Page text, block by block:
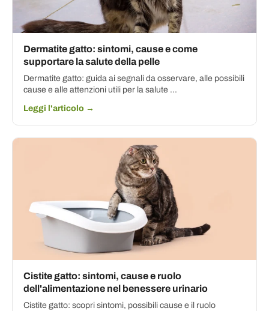
Dermatite gatto: sintomi, cause e come
supportare la salute della pelle
Dermatite gatto: guida ai segnali da osservare, alle possibili
cause e alle attenzioni utili per la salute ...
Leggi l'articolo →
Cistite gatto: sintomi, cause e ruolo
dell'alimentazione nel benessere urinario
Cistite gatto: scopri sintomi, possibili cause e il ruolo